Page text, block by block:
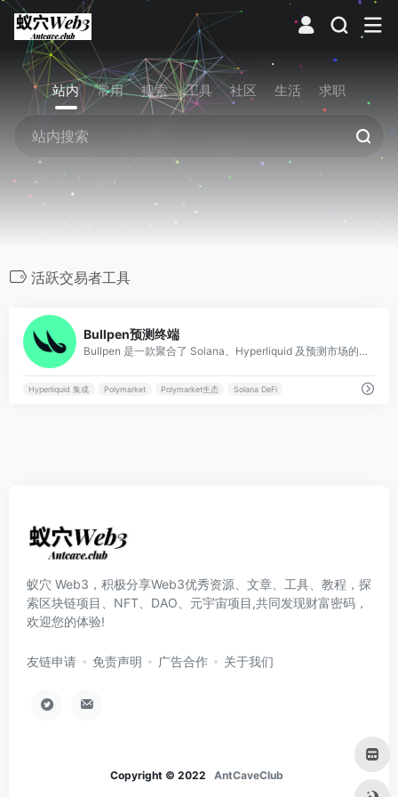
站内 常用 搜索 工具 社区 生活 求职
活跃交易者工具
Bullpen预测终端
Bullpen 是一款聚合了 Solana、Hyperliquid 及预测市场的全能型链上交易终端与社交跟单平台。
Hyperliquid 集成 Polymarket Polymarket生态 Solana DeFi
蚁穴 Web3，积极分享Web3优秀资源、文章、工具、教程，探
索区块链项目、NFT、DAO、元宇宙项目,共同发现财富密码，
欢迎您的体验!
友链申请 免责声明 广告合作 关于我们
Copyright © 2022 AntCaveClub